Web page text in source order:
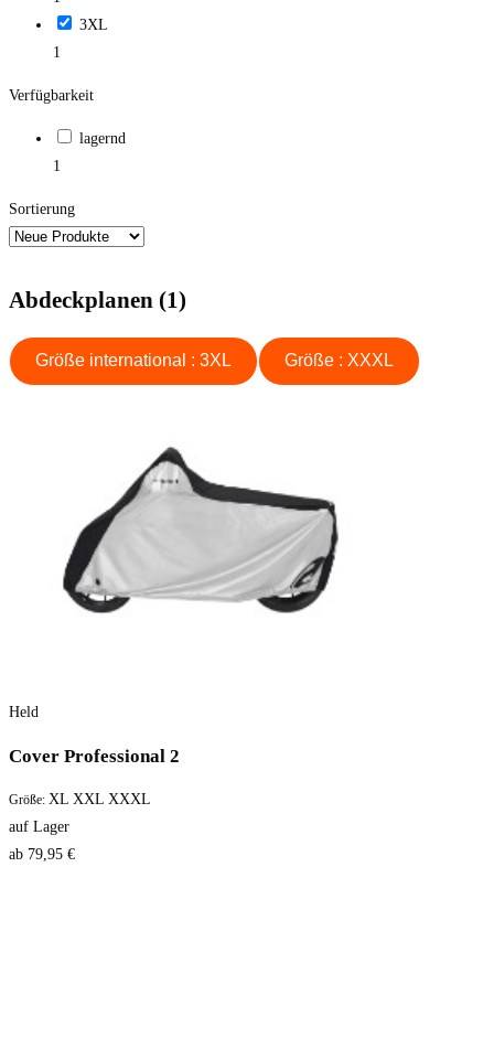
3XL
1
Verfügbarkeit
lagernd
1
Sortierung
Abdeckplanen (1)
Größe international : 3XL Größe : XXXL
Held
Cover Professional 2
Größe: XL XXL XXXL
auf Lager
ab 79,95 €